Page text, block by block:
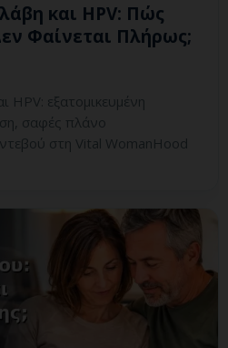
και HPV: Πώς
Φαίνεται Πλήρως;
HPV: εξατομικευμένη
σαφές πλάνο
στη Vital WomanHood